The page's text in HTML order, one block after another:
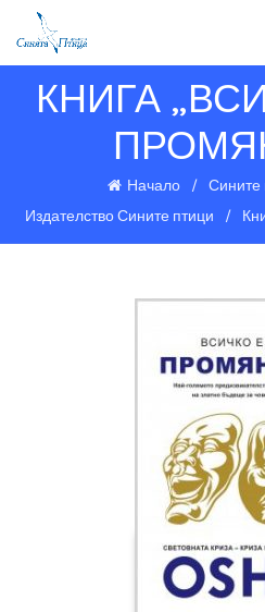
КНИГА
Начало
Издателство Сините птици